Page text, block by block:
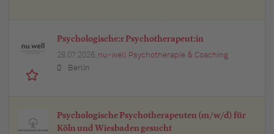
Psychologische:r Psychotherapeut:in
28.07.2026, nu-well Psychotherapie & Coaching
Berlin
Psychologische Psychotherapeuten (m/w/d) für
Köln und Wiesbaden gesucht